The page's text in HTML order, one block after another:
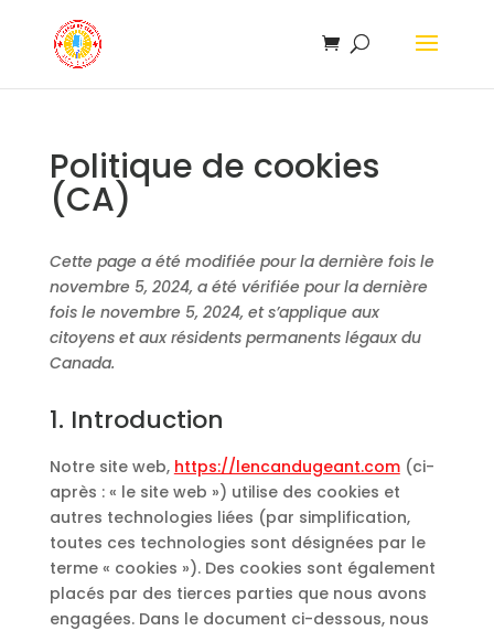
Politique de cookies
(CA)
Cette page a été modifiée pour la dernière fois le
novembre 5, 2024, a été vérifiée pour la dernière
fois le novembre 5, 2024, et s’applique aux
citoyens et aux résidents permanents légaux du
Canada.
1. Introduction
Notre site web, https://lencandugeant.com(ci-
après : « le site web ») utilise des cookies et
autres technologies liées (par simplification,
toutes ces technologies sont désignées par le
terme « cookies »). Des cookies sont également
placés par des tierces parties que nous avons
engagées. Dans le document ci-dessous, nous